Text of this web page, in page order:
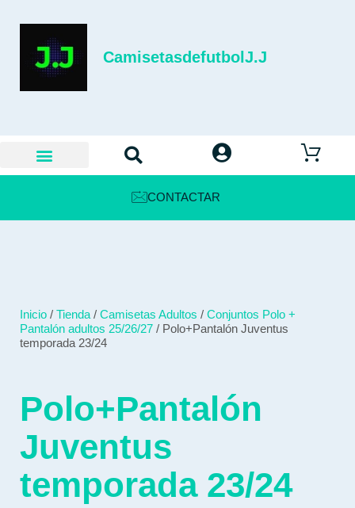
CamisetasdefutbolJ.J
CONTACTAR
Inicio / Tienda / Camisetas Adultos / Conjuntos Polo +
Pantalón adultos 25/26/27 / Polo+Pantalón Juventus
temporada 23/24
Polo+Pantalón
Juventus
temporada 23/24